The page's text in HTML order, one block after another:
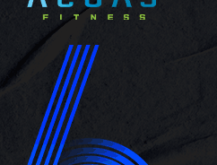
oferece atendimento
a crianças e adolescentes
de violência sexual no DF
terá reforço de ônibus para a 6ª
da Uva e do Vinho